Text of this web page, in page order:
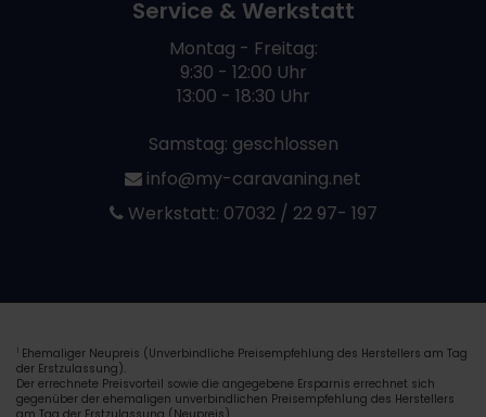
Service & Werkstatt
Montag - Freitag:
9:30 - 12:00 Uhr
13:00 - 18:30 Uhr
Samstag: geschlossen
info@my-caravaning.net
Werkstatt: 07032 / 22 97- 197
1 Ehemaliger Neupreis (Unverbindliche Preisempfehlung des Herstellers am Tag
der Erstzulassung).
Der errechnete Preisvorteil sowie die angegebene Ersparnis errechnet sich
gegenüber der ehemaligen unverbindlichen Preisempfehlung des Herstellers